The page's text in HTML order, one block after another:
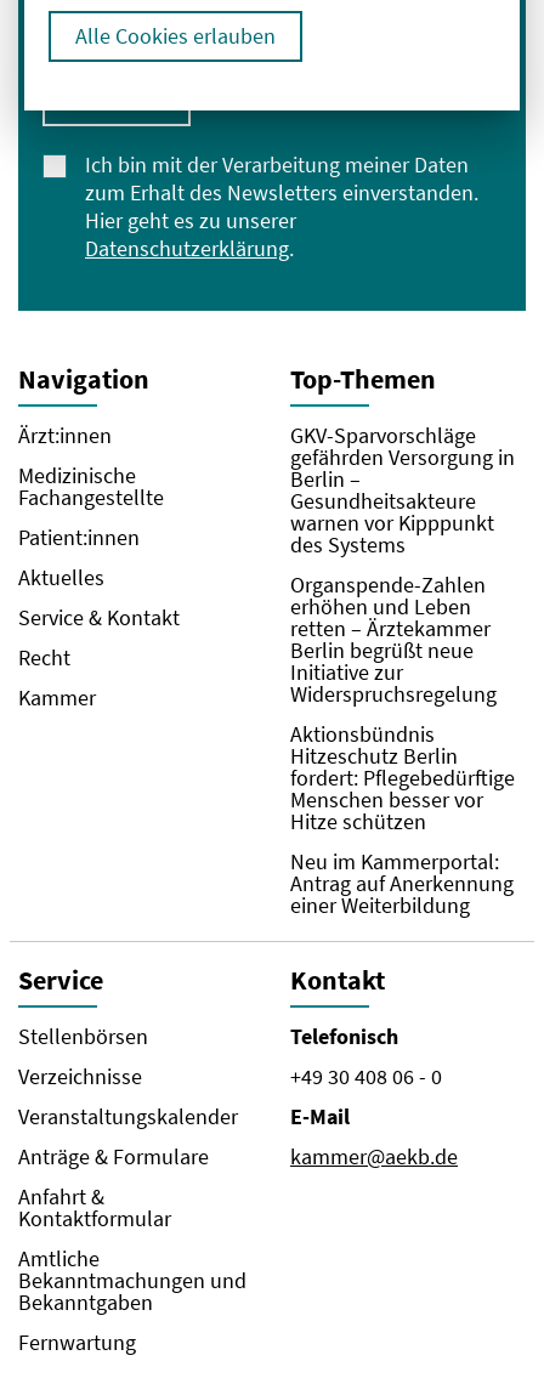
Alle Cookies erlauben
E-Mail-Adresse eingeben
Ich bin mit der Verarbeitung meiner Daten
zum Erhalt des Newsletters einverstanden.
Hier geht es zu unserer
Datenschutzerklärung.
Navigation
Ärzt:innen
Medizinische
Fachangestellte
Patient:innen
Aktuelles
Service & Kontakt
Recht
Kammer
Top-Themen
GKV-Sparvorschläge
gefährden Versorgung in
Berlin –
Gesundheitsakteure
warnen vor Kipppunkt
des Systems
Organspende-Zahlen
erhöhen und Leben
retten – Ärztekammer
Berlin begrüßt neue
Initiative zur
Widerspruchsregelung
Aktionsbündnis
Hitzeschutz Berlin
fordert: Pflegebedürftige
Menschen besser vor
Hitze schützen
Neu im Kammerportal:
Antrag auf Anerkennung
einer Weiterbildung
Service
Stellenbörsen
Verzeichnisse
Veranstaltungskalender
Anträge & Formulare
Anfahrt &
Kontaktformular
Amtliche
Bekanntmachungen und
Bekanntgaben
Fernwartung
Kontakt
Telefonisch
+49 30 408 06 - 0
E-Mail
kammer@aekb.de